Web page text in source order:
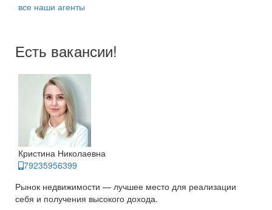
все наши агенты
Есть вакансии!
Кристина Николаевна
79235956399
Рынок недвижимости — лучшее место для реализации
себя и получения высокого дохода.